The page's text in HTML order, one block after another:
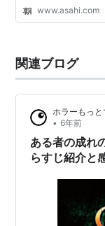
www.asahi.com
関連ブログ
ホラーもっ
• 6年前
ある者の成れ
らすじ紹介と